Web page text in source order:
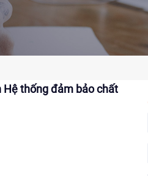
Hệ thống đảm bảo chất